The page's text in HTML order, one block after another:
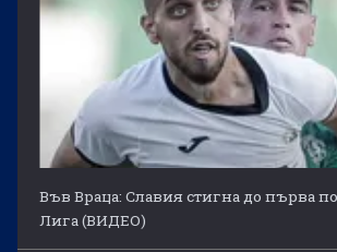
Във Враца: Славия стигна до първа
Лига (ВИДЕО)